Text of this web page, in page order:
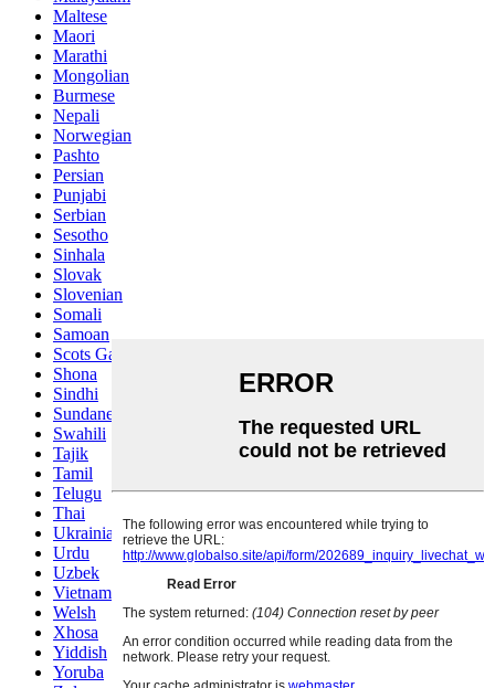
Maltese
Maori
Marathi
Mongolian
Burmese
Nepali
Norwegian
Pashto
Persian
Punjabi
Serbian
Sesotho
Sinhala
Slovak
Slovenian
Somali
Samoan
Scots Gaelic
Shona
Sindhi
Sundanese
Swahili
Tajik
Tamil
Telugu
Thai
Ukrainian
Urdu
Uzbek
Vietnamese
Welsh
Xhosa
Yiddish
Yoruba